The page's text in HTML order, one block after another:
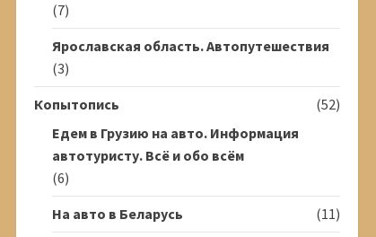
(7)
Ярославская область. Автопутешествия
(3)
Копытопись
(52)
Едем в Грузию на авто. Информация
автотуристу. Всё и обо всём
(6)
На авто в Беларусь
(11)